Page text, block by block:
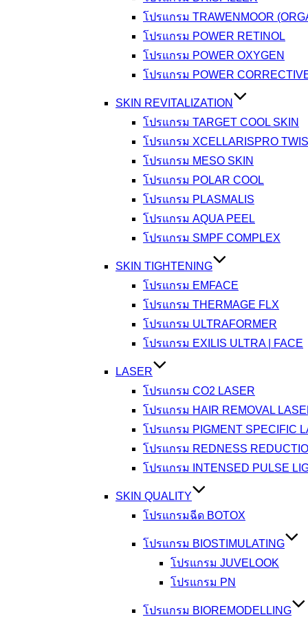
โปรแกรม TRAWENMOOR
โปรแกรม POWER RETINOL
โปรแกรม POWER OXYGEN
โปรแกรม POWER
SKIN REVITALIZATION
โปรแกรม TARGET COOL SKIN
โปรแกรม XCELLARISPRO
โปรแกรม MESO SKIN
โปรแกรม POLAR COOL
โปรแกรม PLASMALIS
โปรแกรม AQUA PEEL
โปรแกรม SMPF COMPLEX
SKIN TIGHTENING
โปรแกรม EMFACE
โปรแกรม THERMAGE FLX
โปรแกรม ULTRAFORMER
โปรแกรม EXILIS ULTRA | FACE
LASER
โปรแกรม CO2 LASER
โปรแกรม HAIR REMOVAL
โปรแกรม PIGMENT SPECIFIC
โปรแกรม REDNESS
โปรแกรม INTENSED PULSE
SKIN QUALITY
โปรแกรมฉีด BOTOX
โปรแกรม BIOSTIMULATING
โปรแกรม JUVELOOK
โปรแกรม PN
โปรแกรม BIOREMODELLING